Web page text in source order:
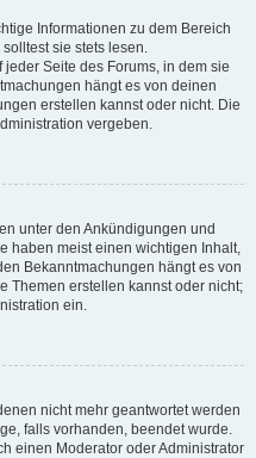
Informationen zu dem Bereich
sie stets lesen.
Seite des Forums, in dem sie
hängt es von deinen
erstellen kannst oder nicht. Die
vergeben.
unter den Ankündigungen und
haben meist einen wichtigen Inhalt,
Bekanntmachungen hängt es von
Themen erstellen kannst oder nicht;
ein.
nicht mehr geantwortet werden
falls vorhanden, beendet wurde.
einen Moderator oder Administrator